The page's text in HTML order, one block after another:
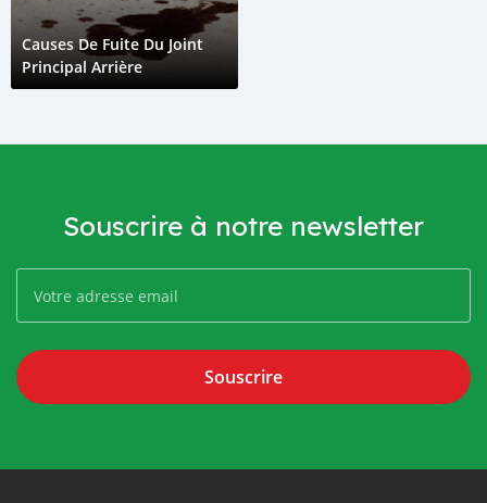
Causes De Fuite Du Joint
Principal Arrière
Souscrire à notre newsletter
Souscrire